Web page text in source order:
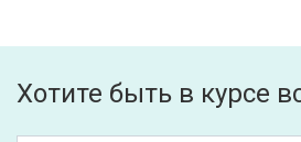
Хотите быть в курсе